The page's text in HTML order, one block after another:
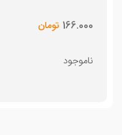
166.000 تومان
ناموجود